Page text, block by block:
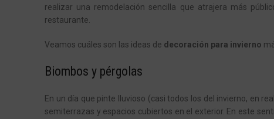
realizar una remodelación sencilla que atrajera más
restaurante.
Veamos cuáles son las ideas de decoración para invierno
Biombos y pérgolas
En un día que pinte lluvioso (casi todos los del invierno, en
semiterrazas y espacios cubiertos en el exterior. En este